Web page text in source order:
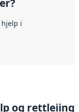
hjelp i
og rettleiing